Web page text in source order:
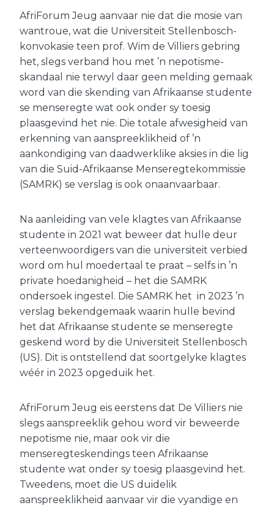
AfriForum Jeug aanvaar nie dat die mosie van
wantroue, wat die Universiteit Stellenbosch-
konvokasie teen prof. Wim de Villiers gebring
het, slegs verband hou met ’n nepotisme-
skandaal nie terwyl daar geen melding gemaak
word van die skending van Afrikaanse studente
se menseregte wat ook onder sy toesig
plaasgevind het nie. Die totale afwesigheid van
erkenning van aanspreeklikheid of ’n
aankondiging van daadwerklike aksies in die lig
van die Suid-Afrikaanse Menseregtekommissie
(SAMRK) se verslag is ook onaanvaarbaar.
Na aanleiding van vele klagtes van Afrikaanse
studente in 2021 wat beweer dat hulle deur
verteenwoordigers van die universiteit verbied
word om hul moedertaal te praat – selfs in ’n
private hoedanigheid – het die SAMRK
ondersoek ingestel. Die SAMRK het in 2023 ’n
verslag bekendgemaak waarin hulle bevind
het dat Afrikaanse studente se menseregte
geskend word by die Universiteit Stellenbosch
(US). Dit is ontstellend dat soortgelyke klagtes
wéér in 2023 opgeduik het.
AfriForum Jeug eis eerstens dat De Villiers nie
slegs aanspreeklik gehou word vir beweerde
nepotisme nie, maar ook vir die
menseregteskendings teen Afrikaanse
studente wat onder sy toesig plaasgevind het.
Tweedens, moet die US duidelik
aanspreeklikheid aanvaar vir die vyandige en